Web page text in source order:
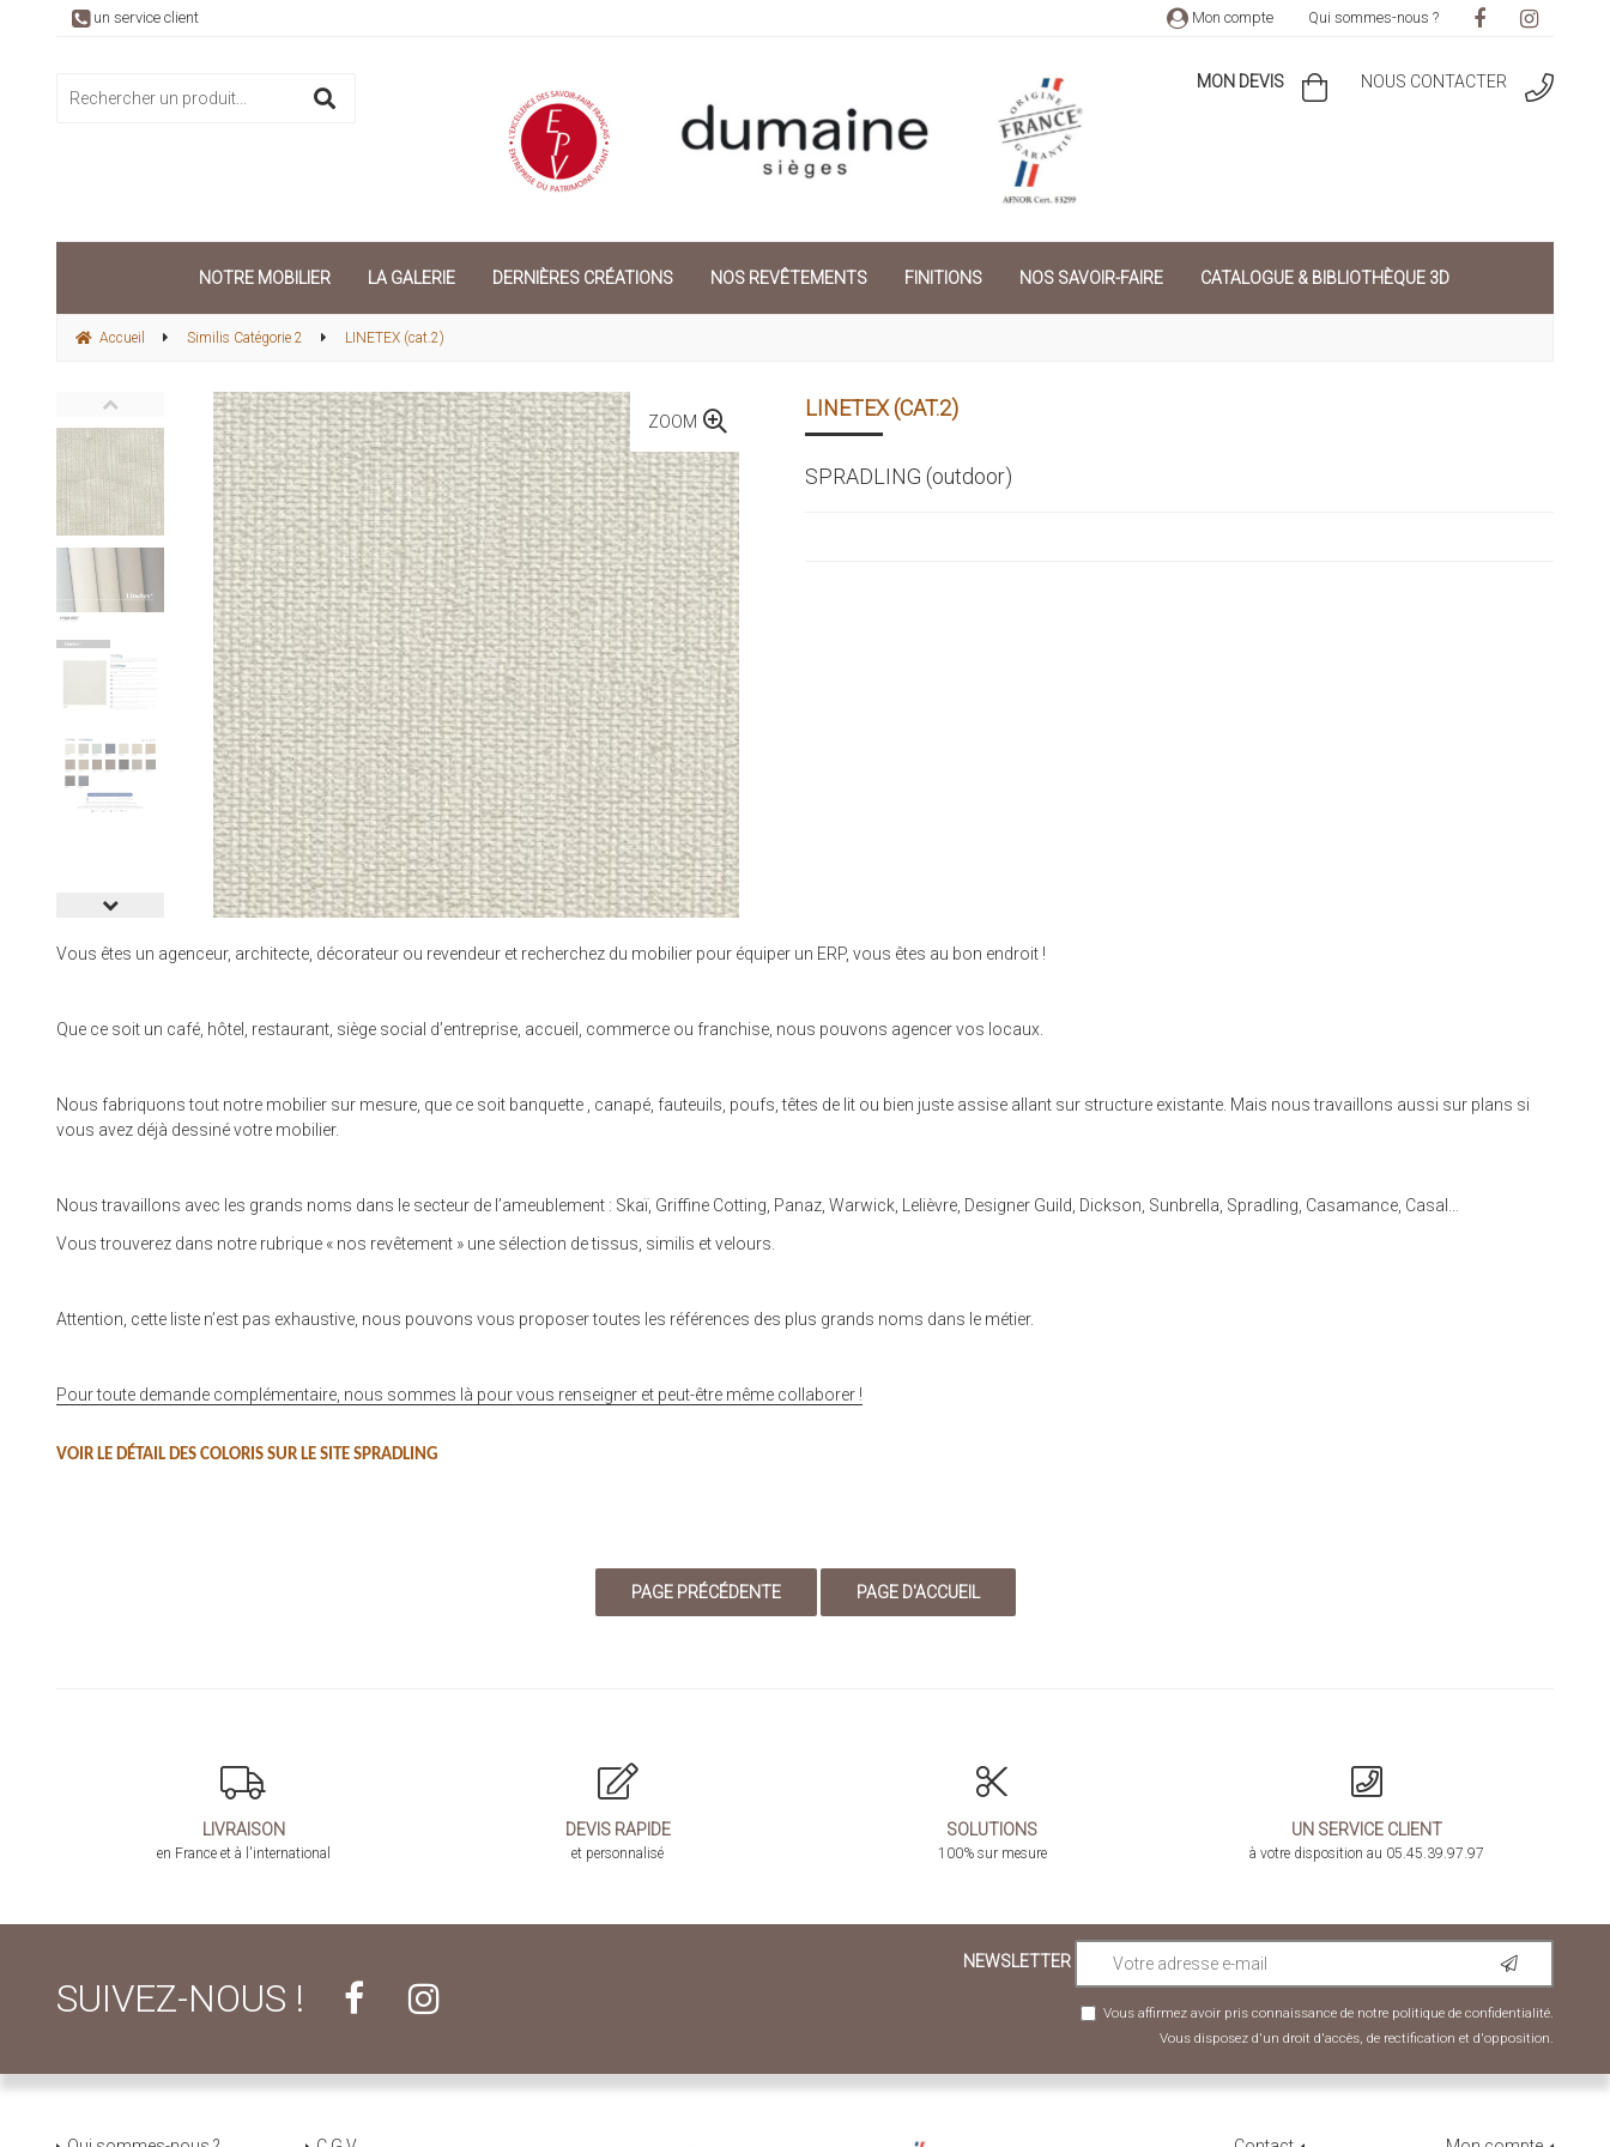
MON DEVIS NOUS CONTACTER
NOTRE MOBILIER LA GALERIE DERNIÈRES CRÉATIONS NOS REVÊTEMENTS FINITIONS NOS SAVOIR-FAIRE CATALOGUE & BIBLIOTHÈQUE 3D
Accueil Similis Catégorie 2 LINETEX (cat.2)
ZOOM
LINETEX (CAT.2)
SPRADLING (outdoor)
Vous êtes un agenceur, architecte, décorateur ou revendeur et recherchez du mobilier pour équiper un ERP, vous êtes au bon endroit !
Que ce soit un café, hôtel, restaurant, siège social d’entreprise, accueil, commerce ou franchise, nous pouvons agencer vos locaux.
Nous fabriquons tout notre mobilier sur mesure, que ce soit banquette , canapé, fauteuils, poufs, têtes de lit ou bien juste assise allant sur structure existante. Mais nous travaillons aussi sur plans si
vous avez déjà dessiné votre mobilier.
Nous travaillons avec les grands noms dans le secteur de l’ameublement : Skaï, Griffine Cotting, Panaz, Warwick, Lelièvre, Designer Guild, Dickson, Sunbrella, Spradling, Casamance, Casal…
Vous trouverez dans notre rubrique « nos revêtement » une sélection de tissus, similis et velours.
Attention, cette liste n’est pas exhaustive, nous pouvons vous proposer toutes les références des plus grands noms dans le métier.
Pour toute demande complémentaire, nous sommes là pour vous renseigner et peut-être même collaborer !
VOIR LE DÉTAIL DES COLORIS SUR LE SITE SPRADLING
Mon compte Qui sommes-nous ?
un service client
LIVRAISON
en France et à l'international
DEVIS RAPIDE
et personnalisé
SOLUTIONS
100% sur mesure
UN SERVICE CLIENT
à votre disposition au 05.45.39.97.97
SUIVEZ-NOUS !
NEWSLETTER
Vous affirmez avoir pris connaissance de notre politique de confidentialité.
Vous disposez d'un droit d'accès, de rectification et d'opposition.